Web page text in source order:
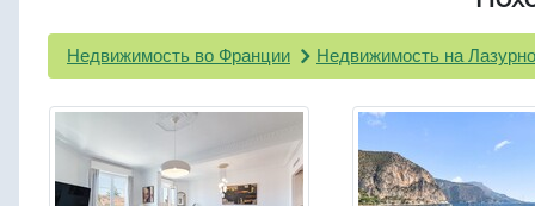
Недвижимость во Франции Недвижимость на